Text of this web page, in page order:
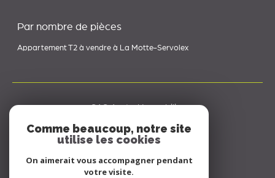
Par nombre de pièces
Appartement T2 à vendre à La Motte-Servolex
SAS Austral Immobilier
Standard :04 79 71 25 95
Comme beaucoup, notre site
utilise les cookies
On aimerait vous accompagner pendant
votre visite.